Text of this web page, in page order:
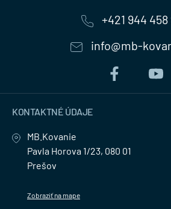
+421 944 458
info@mb-
KONTAKTNÉ ÚDAJE
MB.Kovanie
Pavla Horova 1/23, 080 01
Prešov
Zobraziť na mape